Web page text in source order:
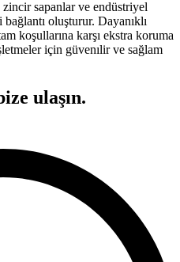
sapanlar ve endüstriyel
oluşturur. Dayanıklı
koşullarına karşı ekstra koruma
için güvenılir ve sağlam
ulaşın.